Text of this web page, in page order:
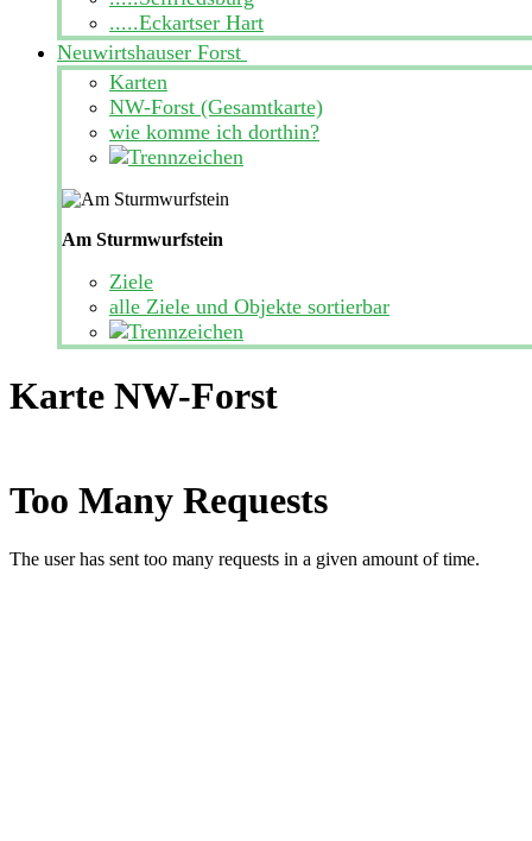
.....Eckartser Hart
Neuwirtshauser Forst
Karten
NW-Forst (Gesamtkarte)
wie komme ich dorthin?
Am Sturmwurfstein
Ziele
alle Ziele und Objekte sortierbar
Karte NW-Forst